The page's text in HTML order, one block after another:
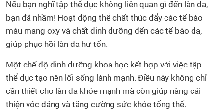
Nếu bạn nghĩ tập thể dục không liên quan gì đến làn da,
bạn đã nhầm! Hoạt động thể chất thúc đẩy các tế bào
máu mang oxy và chất dinh dưỡng đến các tế bào da,
giúp phục hồi làn da hư tổn.
Một chế độ dinh dưỡng khoa học kết hợp với việc tập
thể dục tạo nên lối sống lành mạnh. Điều này không chỉ
cần thiết cho làn da khỏe mạnh mà còn giúp nàng cải
thiện vóc dáng và tăng cường sức khỏe tổng thể.